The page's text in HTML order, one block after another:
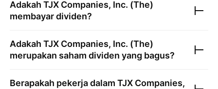
Adakah TJX Companies, Inc. (The)
membayar dividen?
Adakah TJX Companies, Inc. (The)
merupakan saham dividen yang bagus?
Berapakah pekerja dalam TJX Companies,